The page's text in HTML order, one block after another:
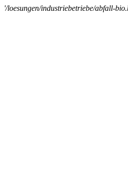
'/loesungen/industriebetriebe/abfall-